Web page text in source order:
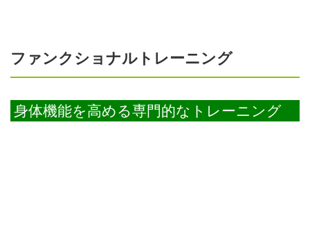
ファンクショナルトレーニング
身体機能を高める専門的なトレーニング